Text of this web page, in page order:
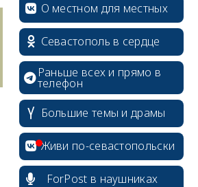
О местном для местных
Севастополь в сердце
Раньше всех и прямо в
телефон
Большие темы и драмы
Живи по-севастопольски
ForPost в наушниках
erid: 2SDnjcrDNw6